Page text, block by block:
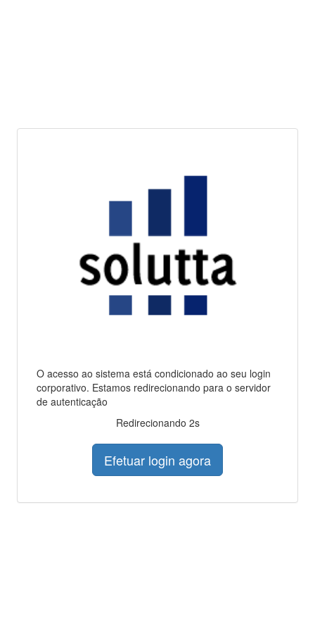
O acesso ao sistema está condicionado ao seu login
corporativo. Estamos redirecionando para o servidor
de autenticação
Redirecionando 2s
Efetuar login agora